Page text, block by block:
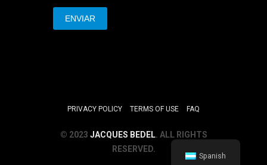
PRIVACY POLICY TERMS OF USE FAQ
© 2023 JACQUES BEDEL. ALL RIGHTS
RESERVED.
Spanish